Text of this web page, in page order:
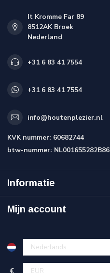
It Kromme Far 89
8512AK Broek
Nederland
+31 6 83 41 7554
+31 6 83 41 7554
info@houtenplezier.nl
KVK nummer: 60682744
btw-nummer: NL001655282B86
Informatie
Mijn account